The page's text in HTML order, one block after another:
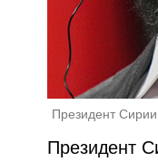
Президент
Президент